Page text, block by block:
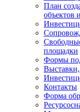
План
объектов
площадки
Формы
Контакты
Форма